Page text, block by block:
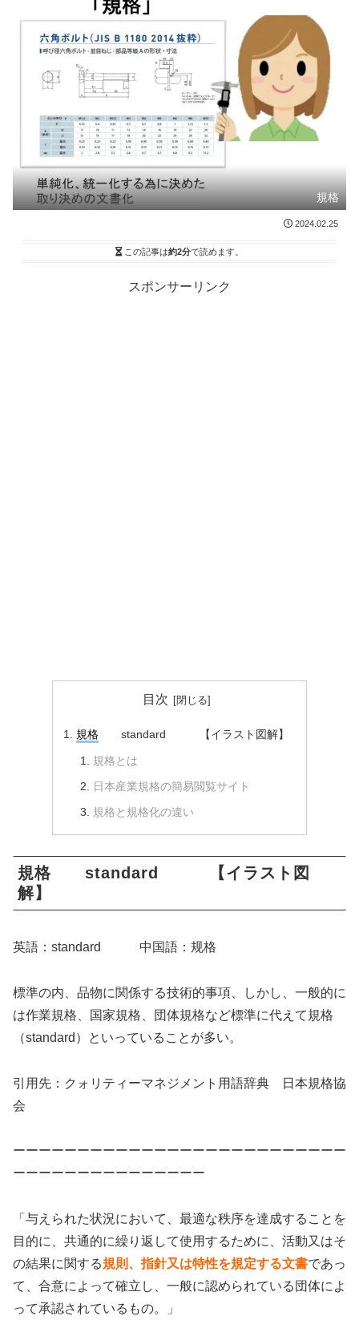
規格
2024.02.25
この記事は約2分で読めます。
スポンサーリンク
目次
規格standard 【イラスト図解】
規格とは
日本産業規格の簡易閲覧サイト
規格と規格化の違い
規格 standard 【イラスト図
解】
英語：standard 中国語：规格
標準の内、品物に関係する技術的事項、しかし、一般的に
は作業規格、国家規格、団体規格など標準に代えて規格
（standard）といっていることが多い。
引用先：クォリティーマネジメント用語辞典 日本規格協
会
ーーーーーーーーーーーーーーーーーーーーーーーーーー
ーーーーーーーーーーーーーーー
「与えられた状況において、最適な秩序を達成することを
目的に、共通的に繰り返して使用するために、活動又はそ
の結果に関する規則、指針又は特性を規定する文書であっ
て、合意によって確立し、一般に認められている団体によ
って承認されているもの。」